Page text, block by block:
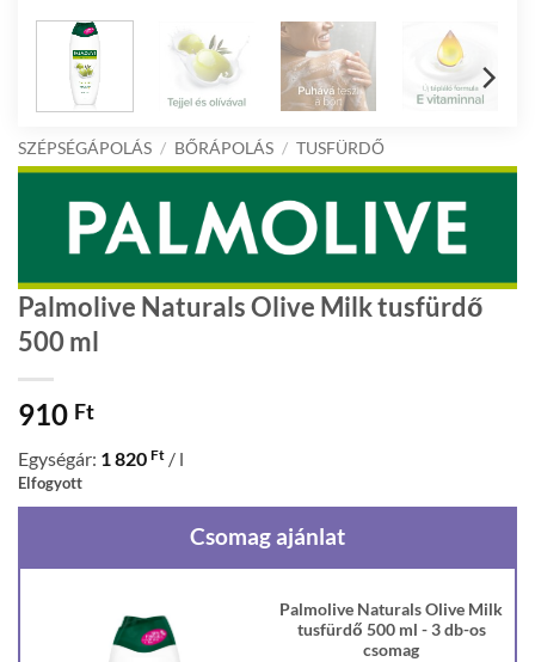
SZÉPSÉGÁPOLÁS / BŐRÁPOLÁS / TUSFÜRDŐ
Palmolive Naturals Olive Milk tusfürdő
500 ml
910 Ft
Egységár: 1 820 Ft / l
Elfogyott
Csomag ajánlat
Palmolive Naturals Olive Milk
tusfürdő 500 ml - 3 db-os
csomag